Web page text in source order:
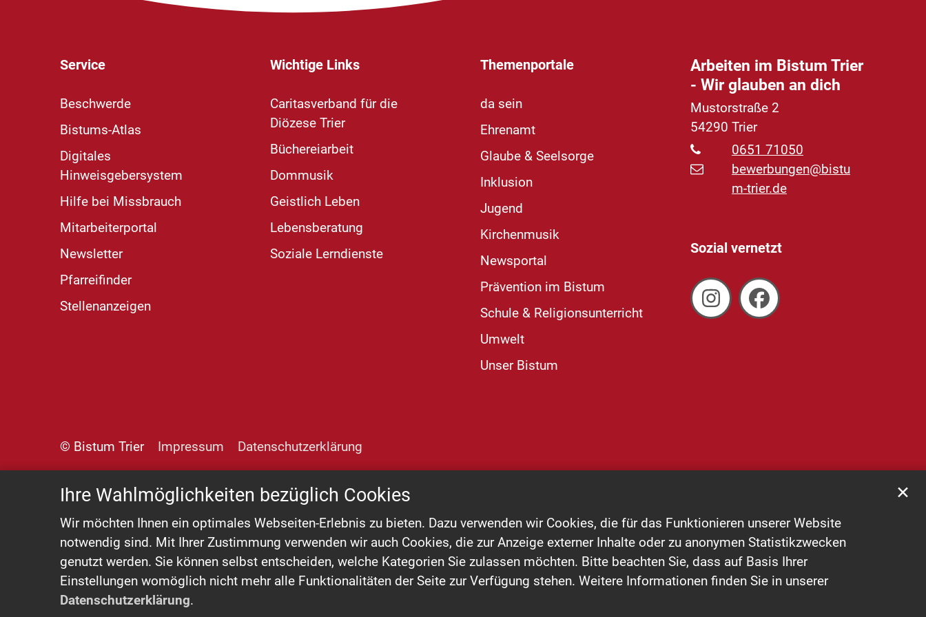
Ihre Wahlmöglichkeiten bezüglich Cookies
Wir möchten Ihnen ein optimales Webseiten-Erlebnis zu bieten. Dazu verwenden wir Cookies, die für das Funktionieren unserer Website
notwendig sind. Mit Ihrer Zustimmung verwenden wir auch Cookies, die zur Anzeige externer Inhalte oder zu anonymen Statistikzwecken
genutzt werden. Sie können selbst entscheiden, welche Kategorien Sie zulassen möchten. Bitte beachten Sie, dass auf Basis Ihrer
Einstellungen womöglich nicht mehr alle Funktionalitäten der Seite zur Verfügung stehen. Weitere Informationen finden Sie in unserer
Datenschutzerklärung.
✕
Service
Beschwerde
Bistums-Atlas
Digitales
Hinweisgebersystem
Hilfe bei Missbrauch
Mitarbeiterportal
Newsletter
Pfarreifinder
Stellenanzeigen
Wichtige Links
Caritasverband für die
Diözese Trier
Büchereiarbeit
Dommusik
Geistlich Leben
Lebensberatung
Soziale Lerndienste
Themenportale
da sein
Ehrenamt
Glaube & Seelsorge
Inklusion
Jugend
Kirchenmusik
Newsportal
Prävention im Bistum
Schule & Religionsunterricht
Umwelt
Unser Bistum
Arbeiten im Bistum Trier
- Wir glauben an dich
Mustorstraße 2
54290 Trier
0651 71050
bewerbungen@bistu
m-trier.de
Sozial vernetzt
© Bistum Trier Impressum Datenschutzerklärung